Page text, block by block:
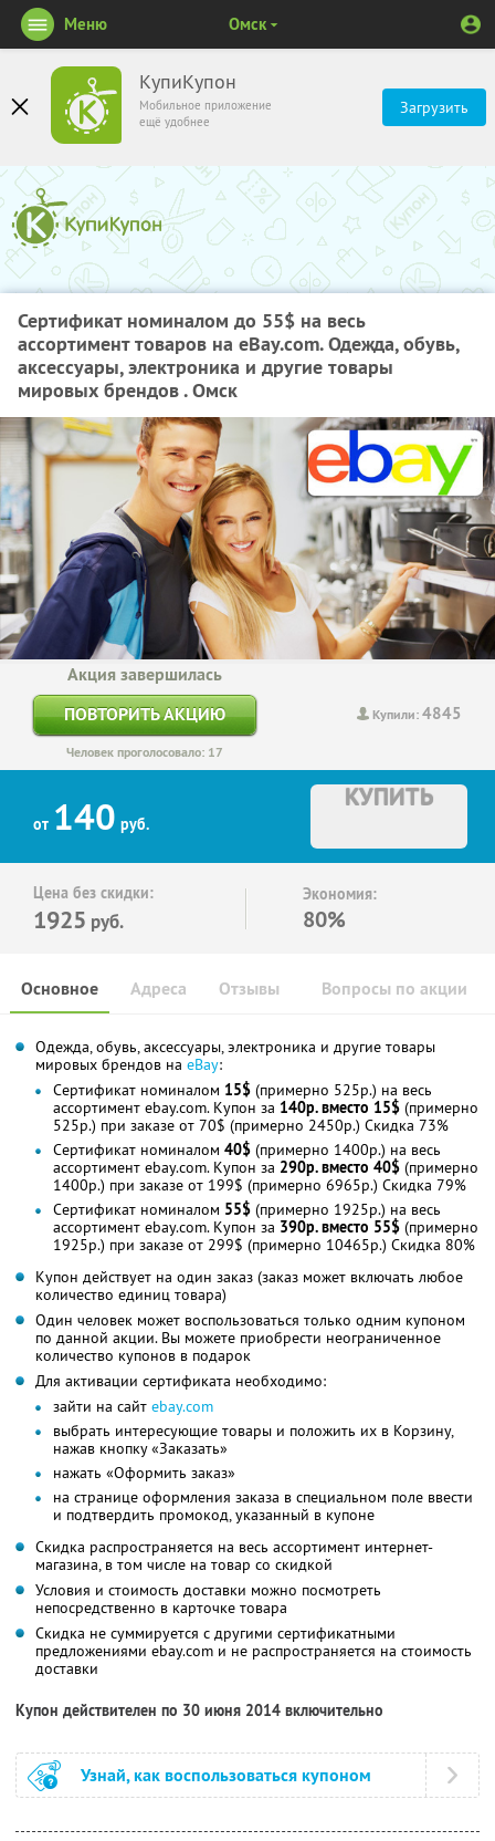
КупиКупон
Мобильное приложение
ещё удобнее
Загрузить
Меню Омск
Сертификат номиналом до 55$ на весь
ассортимент товаров на eBay.com. Одежда, обувь,
аксессуары, электроника и другие товары
мировых брендов . Омск
Купили:4845
Акция завершилась
ПОВТОРИТЬ АКЦИЮ
Человек проголосовало: 17
от 140 руб.
КУПИТЬ
Цена без скидки:
1925 руб.
Экономия:
80%
Основное Отзывы Вопросы по акции
Адреса
Одежда, обувь, аксессуары, электроника и другие товары
мировых брендов на eBay:
Сертификат номиналом 15$ (примерно 525р.) на весь
ассортимент ebay.com. Купон за 140р. вместо 15$ (примерно
525р.) при заказе от 70$ (примерно 2450р.) Скидка 73%
Сертификат номиналом 40$ (примерно 1400р.) на весь
ассортимент ebay.com. Купон за 290р. вместо 40$ (примерно
1400р.) при заказе от 199$ (примерно 6965р.) Скидка 79%
Сертификат номиналом 55$ (примерно 1925р.) на весь
ассортимент ebay.com. Купон за 390р. вместо 55$ (примерно
1925р.) при заказе от 299$ (примерно 10465р.) Скидка 80%
Купон действует на один заказ (заказ может включать любое
количество единиц товара)
Один человек может воспользоваться только одним купоном
по данной акции. Вы можете приобрести неограниченное
количество купонов в подарок
Для активации сертификата необходимо:
зайти на сайт ebay.com
выбрать интересующие товары и положить их в Корзину,
нажав кнопку «Заказать»
нажать «Оформить заказ»
на странице оформления заказа в специальном поле ввести
и подтвердить промокод, указанный в купоне
Скидка распространяется на весь ассортимент интернет-
магазина, в том числе на товар со скидкой
Условия и стоимость доставки можно посмотреть
непосредственно в карточке товара
Скидка не суммируется с другими сертификатными
предложениями ebay.com и не распространяется на стоимость
доставки
Купон действителен по 30 июня 2014 включительно
Узнай, как воспользоваться купоном